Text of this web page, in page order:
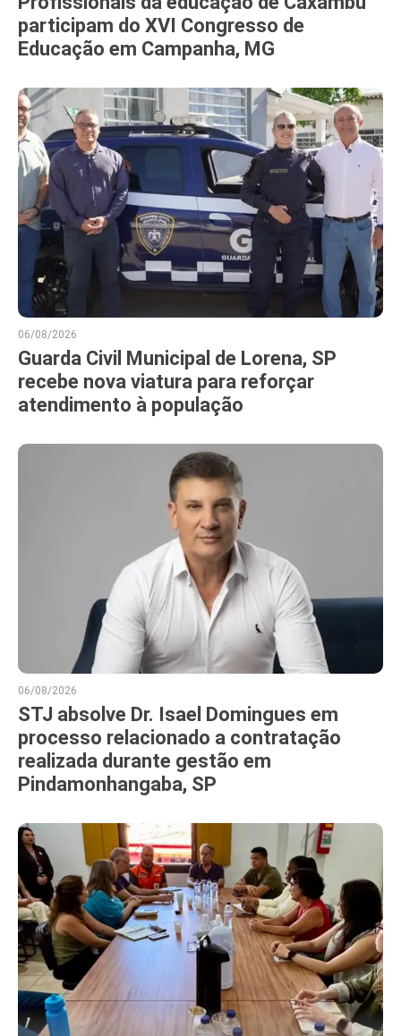
participam do XVI Congresso de
Educação em Campanha, MG
06/08/2026
Guarda Civil Municipal de Lorena, SP
recebe nova viatura para reforçar
atendimento à população
06/08/2026
STJ absolve Dr. Isael Domingues em
processo relacionado a contratação
realizada durante gestão em
Pindamonhangaba, SP